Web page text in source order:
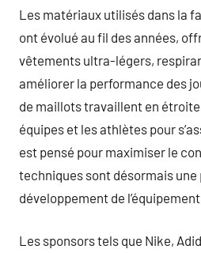
Les matériaux utilisés dans la
ont évolué au fil des années,
vêtements ultra-légers,
améliorer la performance des
de maillots travaillent en
équipes et les athlètes pour
est pensé pour maximiser le
techniques sont désormais
développement de
Les sponsors tels que Nike,